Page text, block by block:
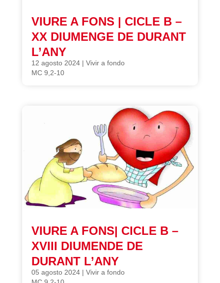
VIURE A FONS | CICLE B –
XX DIUMENGE DE DURANT
L’ANY
12 agosto 2024| Vivir a fondo
MC 9,2-10
VIURE A FONS| CICLE B –
XVIII DIUMENDE DE
DURANT L’ANY
05 agosto 2024| Vivir a fondo